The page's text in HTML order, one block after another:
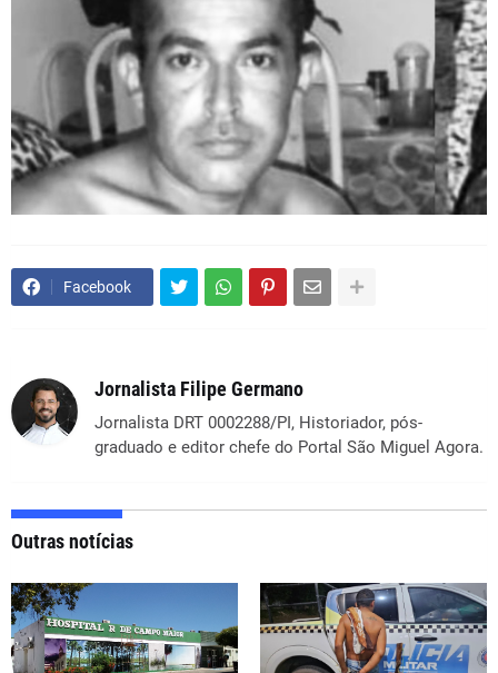
Facebook
Jornalista Filipe Germano
Jornalista DRT 0002288/PI, Historiador, pós-
graduado e editor chefe do Portal São Miguel Agora.
Outras notícias